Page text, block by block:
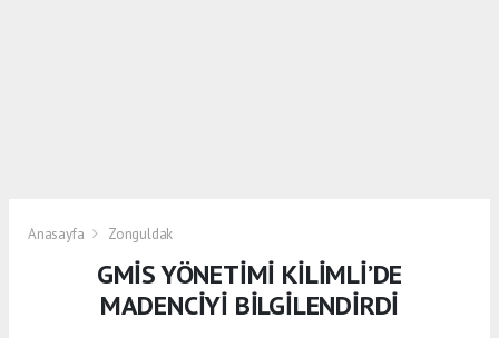
Anasayfa Zonguldak
GMİS YÖNETİMİ KİLİMLİ’DE
MADENCİYİ BİLGİLENDİRDİ